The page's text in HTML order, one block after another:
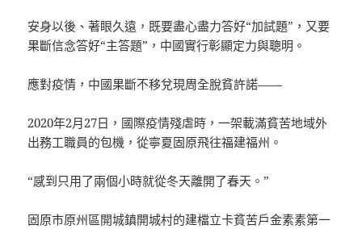
安身以後、著眼久遠，既要盡心盡力答好“加試題”，又要
果斷信念答好“主答題”，中國實行彰顯定力與聰明。
應對疫情，中國果斷不移兌現周全脫貧許諾——
2020年2月27日，國際疫情殘虐時，一架載滿貧苦地域外
出務工職員的包機，從寧夏固原飛往福建福州。
“感到只用了兩個小時就從冬天離開了春天。”
固原市原州區開城鎮開城村的建檔立卡貧苦戶金素素第一